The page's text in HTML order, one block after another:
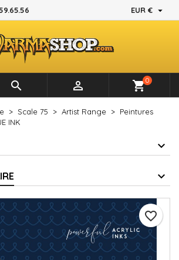
EUR € 
  shopping_cart0
Scale 75 Artist Range
Peintures
INK
favorite_border
d'envies ×
liste
liste d'envies ×
d'envies
Créer une liste d'envies
×
connecté pour ajouter des produits à